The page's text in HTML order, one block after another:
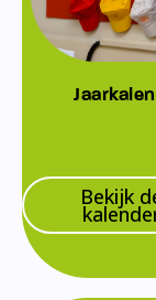
Bekijk